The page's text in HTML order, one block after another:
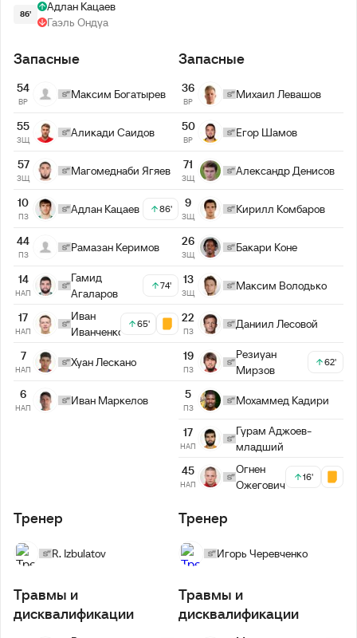
86'
Адлан Кацаев
Гаэль Ондуа
Запасные
54
ВР
Максим Богатырев
55
ЗЩ
Аликади Саидов
57
ЗЩ
Магомеднаби Ягяев
10
ПЗ
Адлан Кацаев 86'
44
ПЗ
Рамазан Керимов
14
НАП
Гамид
Агаларов
74'
17
НАП
Иван
Иванченко
65'
7
НАП
Хуан Лескано
6
НАП
Иван Маркелов
Запасные
36
ВР
Михаил Левашов
50
ВР
Егор Шамов
71
ЗЩ
Александр Денисов
9
ЗЩ
Кирилл Комбаров
26
ЗЩ
Бакари Коне
13
ЗЩ
Максим Володько
22
ПЗ
Даниил Лесовой
19
ПЗ
Резиуан
Мирзов
62'
5
ПЗ
Мохаммед Кадири
17
НАП
Гурам Аджоев-
младший
45
НАП
Огнен
Ожегович
16'
Тренер
R. Izbulatov
Тренер
Игорь Черевченко
Травмы и
дисквалификации
Травмы и
дисквалификации